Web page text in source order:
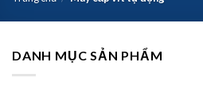
DANH MỤC SẢN PHẨM